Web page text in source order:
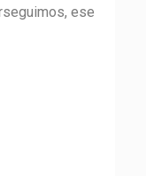
ese